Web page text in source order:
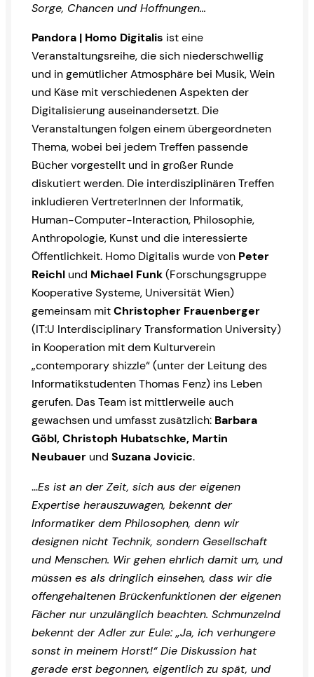
Sorge, Chancen und Hoffnungen…
Pandora | Homo Digitalis ist eine
Veranstaltungsreihe, die sich niederschwellig
und in gemütlicher Atmosphäre bei Musik, Wein
und Käse mit verschiedenen Aspekten der
Digitalisierung auseinandersetzt. Die
Veranstaltungen folgen einem übergeordneten
Thema, wobei bei jedem Treffen passende
Bücher vorgestellt und in großer Runde
diskutiert werden. Die interdisziplinären Treffen
inkludieren VertreterInnen der Informatik,
Human-Computer-Interaction, Philosophie,
Anthropologie, Kunst und die interessierte
Öffentlichkeit. Homo Digitalis wurde von Peter
Reichlund Michael Funk(Forschungsgruppe
Kooperative Systeme, Universität Wien)
gemeinsam mitChristopher Frauenberger
(IT:U Interdisciplinary Transformation University)
in Kooperation mit dem Kulturverein
„contemporary shizzle“ (unter der Leitung des
Informatikstudenten Thomas Fenz) ins Leben
gerufen. Das Team ist mittlerweile auch
gewachsen und umfasst zusätzlich: Barbara
Göbl, Christoph Hubatschke, Martin
Neubauer und Suzana Jovicic.
…Es ist an der Zeit, sich aus der eigenen
Expertise herauszuwagen, bekennt der
Informatiker dem Philosophen, denn wir
designen nicht Technik, sondern Gesellschaft
und Menschen. Wir gehen ehrlich damit um, und
müssen es als dringlich einsehen, dass wir die
offengehaltenen Brückenfunktionen der eigenen
Fächer nur unzulänglich beachten. Schmunzelnd
bekennt der Adler zur Eule: „Ja, ich verhungere
sonst in meinem Horst!“ Die Diskussion hat
gerade erst begonnen, eigentlich zu spät, und